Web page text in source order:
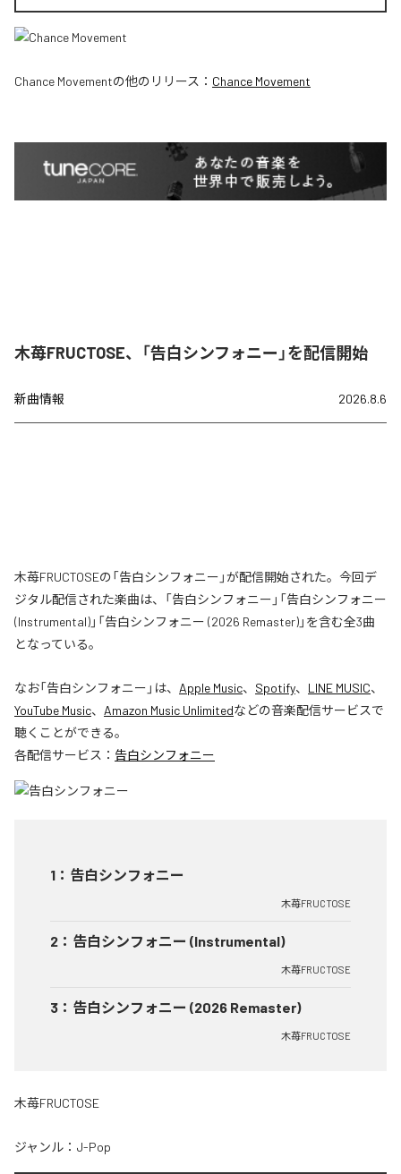
Chance Movementの他のリリース： Chance Movement
木苺FRUCTOSE、「告白シンフォニー」を配信開始
新曲情報 2026.8.6
木苺FRUCTOSEの「告白シンフォニー」が配信開始された。今回デ
ジタル配信された楽曲は、「告白シンフォニー」「告白シンフォニー
(Instrumental)」「告白シンフォニー (2026 Remaster)」を含む全3曲
となっている。
なお「告白シンフォニー 」は、 Apple Music、 Spotify、 LINE MUSIC、
YouTube Music、 Amazon Music Unlimitedなどの音楽配信サービスで
聴くことができる。
各配信サービス： 告白シンフォニー
1 ： 告白シンフォニー
木苺FRUCTOSE
2 ： 告白シンフォニー (Instrumental)
木苺FRUCTOSE
3 ： 告白シンフォニー (2026 Remaster)
木苺FRUCTOSE
木苺FRUCTOSE
ジャンル： J-Pop